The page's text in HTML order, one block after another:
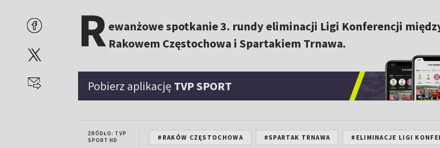
Rewanżowe spotkanie 3. rundy eliminacji Ligi Konferencji
Rakowem Częstochowa i Spartakiem Trnawa.
Pobierz aplikację TVP SPORT
ŹRÓDŁO: TVP
SPORT HD
#RAKÓW CZĘSTOCHOWA #SPARTAK TRNAWA #ELIMINACJE LIGI